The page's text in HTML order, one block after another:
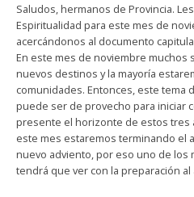
Saludos, hermanos de Provincia.
Espiritualidad para este mes de
acercándonos al documento
En este mes de noviembre muchos
nuevos destinos y la mayoría
comunidades. Entonces, este tema
puede ser de provecho para iniciar
presente el horizonte de estos tres
este mes estaremos terminando el
nuevo adviento, por eso uno de los
tendrá que ver con la preparación al